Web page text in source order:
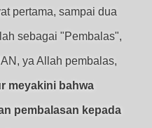
pertama, sampai dua
sebagai "Pembalas",
ya Allah pembalas,
meyakini bahwa
pembalasan kepada